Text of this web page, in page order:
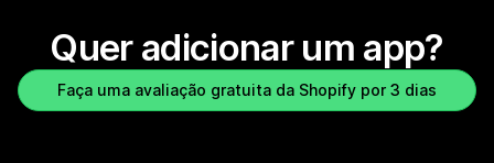
Quer adicionar um app?
Faça uma avaliação gratuita da Shopify por 3 dias